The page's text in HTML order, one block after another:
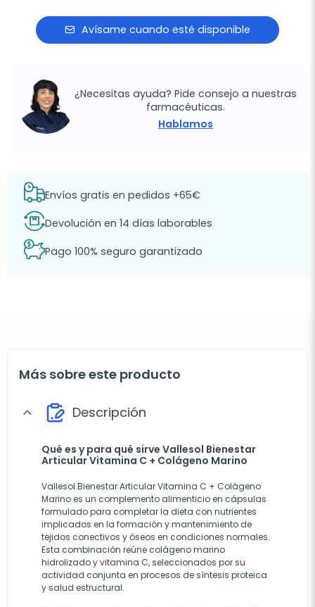
Avísame cuando esté disponible
¿Necesitas ayuda? Pide consejo a nuestras
farmacéuticas.
Hablamos
Envíos gratis en pedidos +65€
Devolución en 14 días laborables
Pago 100% seguro garantizado
Más sobre este producto
expand_more Descripción
Qué es y para qué sirve Vallesol Bienestar
Articular Vitamina C + Colágeno Marino
Vallesol Bienestar Articular Vitamina C + Colágeno
Marino es un complemento alimenticio en cápsulas
formulado para completar la dieta con nutrientes
implicados en la formación y mantenimiento de
tejidos conectivos y óseos en condiciones normales.
Esta combinación reúne colágeno marino
hidrolizado y vitamina C, seleccionados por su
actividad conjunta en procesos de síntesis proteica
y salud estructural.